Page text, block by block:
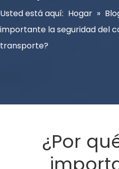
Usted está aquí: Hogar »
importante la seguridad del
transporte?
¿Por